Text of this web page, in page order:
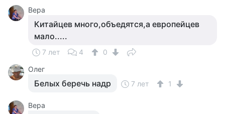
Вера
Китайцев много,объедятся,а европейцев
мало.....
7 лет 4
0
Олег
Белых беречь надр 7 лет 1
Вера